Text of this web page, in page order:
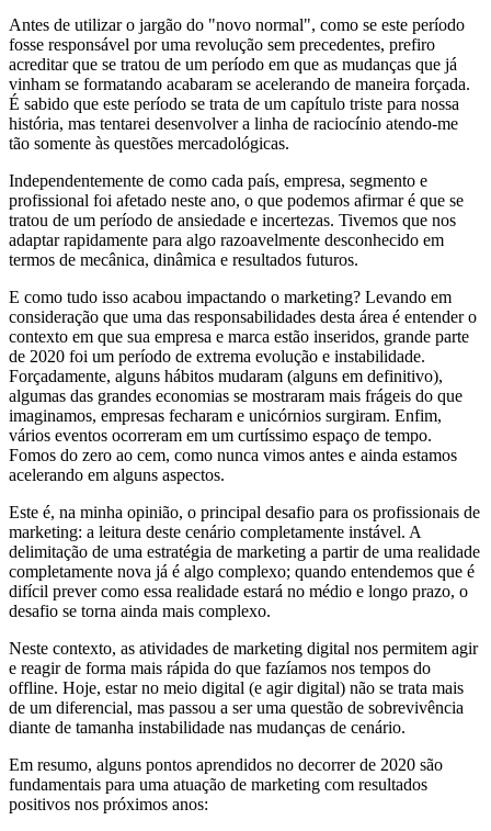
Antes de utilizar o jargão do "novo normal", como se este período
fosse responsável por uma revolução sem precedentes, prefiro
acreditar que se tratou de um período em que as mudanças que já
vinham se formatando acabaram se acelerando de maneira forçada.
É sabido que este período se trata de um capítulo triste para nossa
história, mas tentarei desenvolver a linha de raciocínio atendo-me
tão somente às questões mercadológicas.
Independentemente de como cada país, empresa, segmento e
profissional foi afetado neste ano, o que podemos afirmar é que se
tratou de um período de ansiedade e incertezas. Tivemos que nos
adaptar rapidamente para algo razoavelmente desconhecido em
termos de mecânica, dinâmica e resultados futuros.
E como tudo isso acabou impactando o marketing? Levando em
consideração que uma das responsabilidades desta área é entender o
contexto em que sua empresa e marca estão inseridos, grande parte
de 2020 foi um período de extrema evolução e instabilidade.
Forçadamente, alguns hábitos mudaram (alguns em definitivo),
algumas das grandes economias se mostraram mais frágeis do que
imaginamos, empresas fecharam e unicórnios surgiram. Enfim,
vários eventos ocorreram em um curtíssimo espaço de tempo.
Fomos do zero ao cem, como nunca vimos antes e ainda estamos
acelerando em alguns aspectos.
Este é, na minha opinião, o principal desafio para os profissionais de
marketing: a leitura deste cenário completamente instável. A
delimitação de uma estratégia de marketing a partir de uma realidade
completamente nova já é algo complexo; quando entendemos que é
difícil prever como essa realidade estará no médio e longo prazo, o
desafio se torna ainda mais complexo.
Neste contexto, as atividades de marketing digital nos permitem agir
e reagir de forma mais rápida do que fazíamos nos tempos do
offline. Hoje, estar no meio digital (e agir digital) não se trata mais
de um diferencial, mas passou a ser uma questão de sobrevivência
diante de tamanha instabilidade nas mudanças de cenário.
Em resumo, alguns pontos aprendidos no decorrer de 2020 são
fundamentais para uma atuação de marketing com resultados
positivos nos próximos anos: